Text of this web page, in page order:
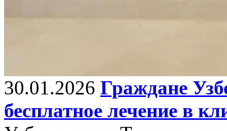
30.01.2026 Граждане
бесплатное лечение в